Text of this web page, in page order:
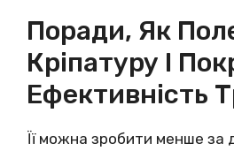
Поради, Як
Кріпатуру І
Ефективність
Її можна зробити менше за